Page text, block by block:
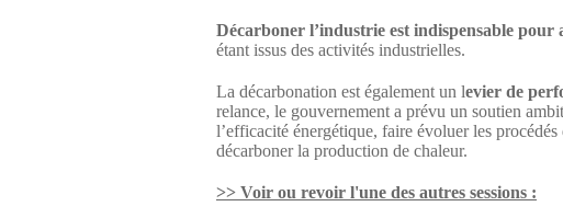
Décarboner l’industrie est indispensable
étant issus des activités industrielles.
La décarbonation est également un levier de
relance, le gouvernement a prévu un soutien
l’efficacité énergétique, faire évoluer les
décarboner la production de chaleur.
>> Voir ou revoir l'une des autres sessions :